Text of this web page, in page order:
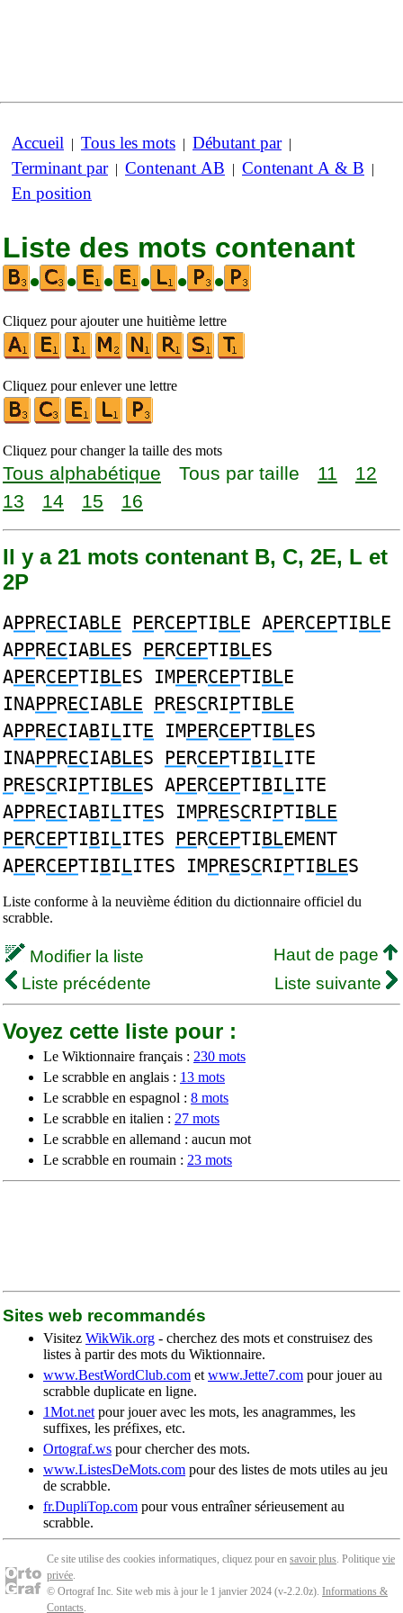
Accueil | Tous les mots | Débutant par|
Terminant par| Contenant AB | Contenant A & B |
En position
Liste des mots contenant
•
• • • • •
Cliquez pour ajouter une huitième lettre
Cliquez pour enlever une lettre
Cliquez pour changer la taille des mots
Tous alphabétique Tous par taille 11
12
13
14 15 16
Il y a 21 mots contenant B, C, 2E, L et
2P
APPRECIABLE PERCEPTIBLE APERCEPTIBLE
APPRECIABLES PERCEPTIBLES
APERCEPTIBLES IMPERCEPTIBLE
INAPPRECIABLE PRESCRIPTIBLE
APPRECIABILITE IMPERCEPTIBLES
INAPPRECIABLES PERCEPTIBILITE
PRESCRIPTIBLES APERCEPTIBILITE
APPRECIABILITES IMPRESCRIPTIBLE
PERCEPTIBILITES PERCEPTIBLEMENT
APERCEPTIBILITES IMPRESCRIPTIBLES
Liste conforme à la neuvième édition du dictionnaire officiel du
scrabble.
Modifier la liste
Haut de page
Liste précédente
Liste suivante
Voyez cette liste pour :
Le Wiktionnaire français : 230 mots
Le scrabble en anglais : 13 mots
Le scrabble en espagnol : 8 mots
Le scrabble en italien : 27 mots
Le scrabble en allemand : aucun mot
Le scrabble en roumain : 23 mots
Sites web recommandés
Visitez WikWik.org - cherchez des mots et construisez des
listes à partir des mots du Wiktionnaire.
www.BestWordClub.com et www.Jette7.com pour jouer au
scrabble duplicate en ligne.
1Mot.net pour jouer avec les mots, les anagrammes, les
suffixes, les préfixes, etc.
Ortograf.ws pour chercher des mots.
www.ListesDeMots.com pour des listes de mots utiles au jeu
de scrabble.
fr.DupliTop.com pour vous entraîner sérieusement au
scrabble.
Ce site utilise des cookies informatiques, cliquez pour en savoir plus. Politique vie
privée.
© Ortograf Inc. Site web mis à jour le 1 janvier 2024 (v-2.2.0z). Informations &
Contacts.